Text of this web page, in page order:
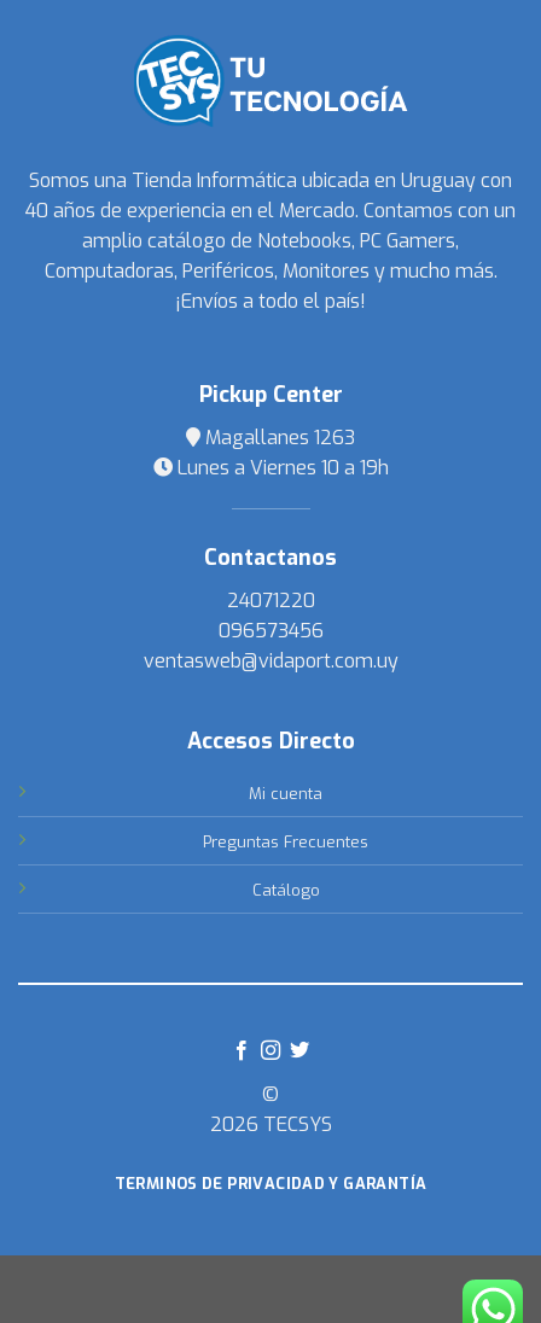
Somos una Tienda Informática ubicada en Uruguay con
40 años de experiencia en el Mercado. Contamos con un
amplio catálogo de Notebooks, PC Gamers,
Computadoras, Periféricos, Monitores y mucho más.
¡Envíos a todo el país!
Pickup Center
Magallanes 1263
Lunes a Viernes 10 a 19h
Contactanos
24071220
096573456
ventasweb@vidaport.com.uy
Accesos Directo
Mi cuenta
Preguntas Frecuentes
Catálogo
©
2026 TECSYS
TERMINOS DE PRIVACIDAD Y GARANTÍA